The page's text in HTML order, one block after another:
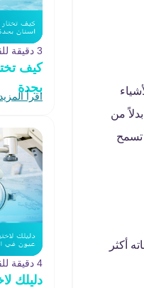
من
تسمح
أكثر
3 دقيقة للقراءة
كيف
بجدة
اقرأ المزيد
4 دقيقة للقراءة
دليلك